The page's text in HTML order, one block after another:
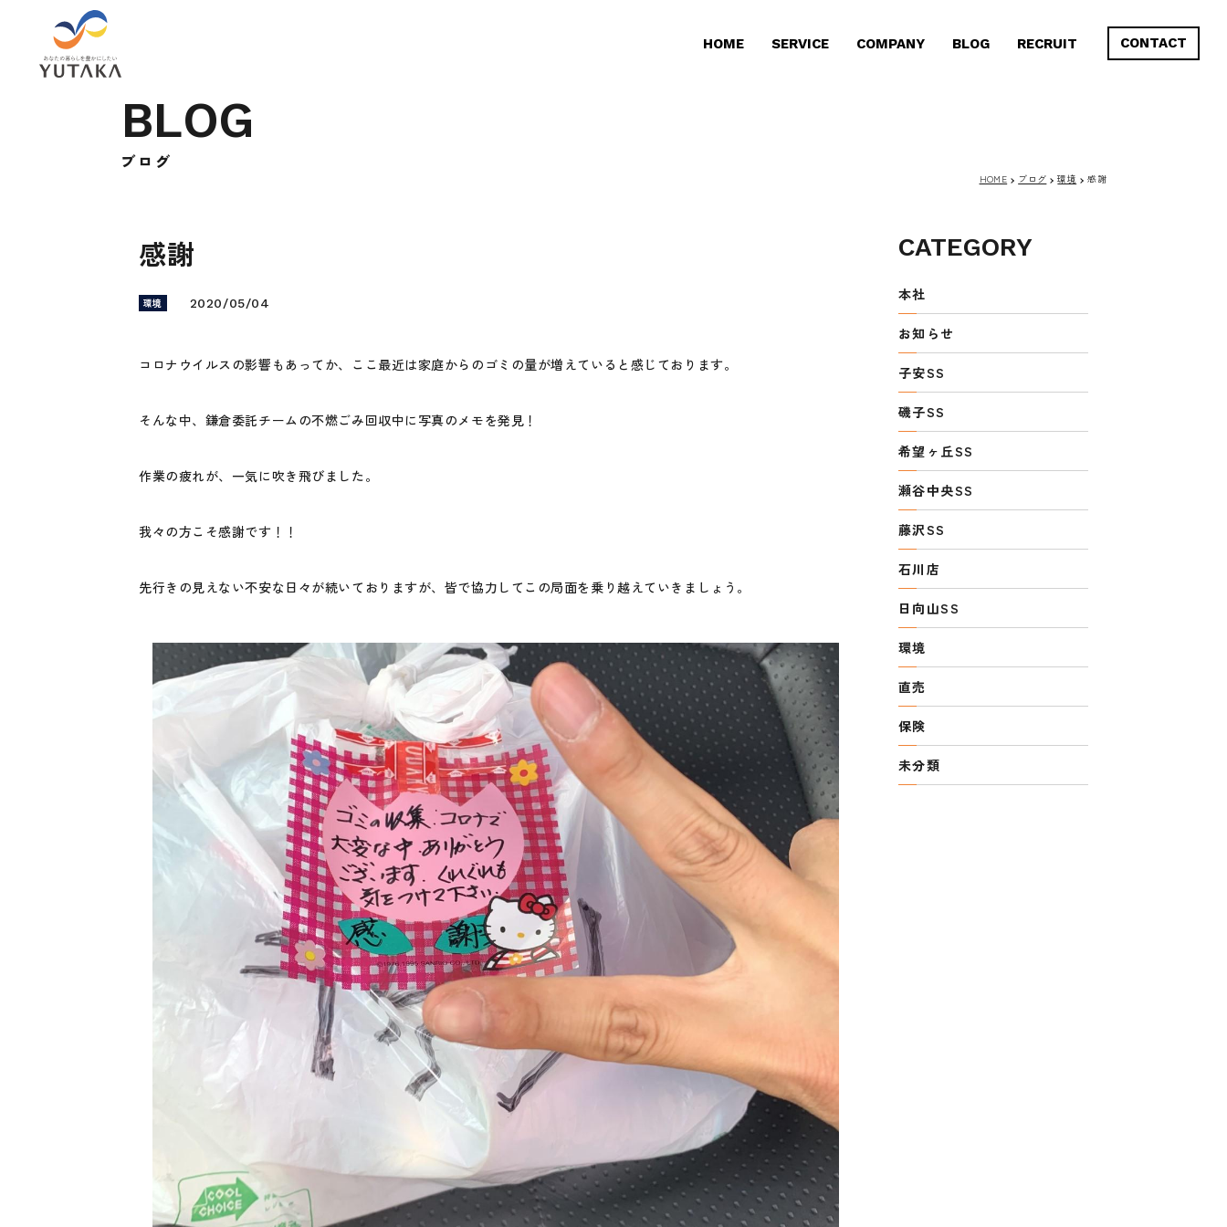
HOME SERVICE COMPANY BLOG RECRUIT CONTACT
BLOG
ブロ グ
HOME ブログ 環境 感謝
感謝
環境 2020/05/04
コロナウイルスの影響もあってか、ここ最近は家庭からのゴミの量が増えていると感じております。
そんな中、鎌倉委託チームの不燃ごみ回収中に写真のメモを発見！
作業の疲れが、一気に吹き飛びました。
我々の方こそ感謝です！！
先行きの見えない不安な日々が続いておりますが、皆で協力してこの局面を乗り越えていきましょう。
CATEGORY
本社
お知らせ
子安SS
磯子SS
希望ヶ丘SS
瀬谷中央SS
藤沢SS
石川店
日向山SS
環境
直売
保険
未分類